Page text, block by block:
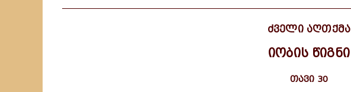
ძველი აღთქმა
იობის წიგნი
თავი 30